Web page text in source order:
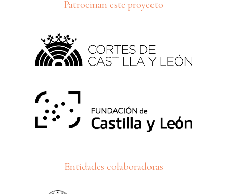
Patrocinan este proyecto
Entidades colaboradoras